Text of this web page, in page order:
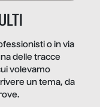
o in via
delle tracce
volevamo
un tema, da